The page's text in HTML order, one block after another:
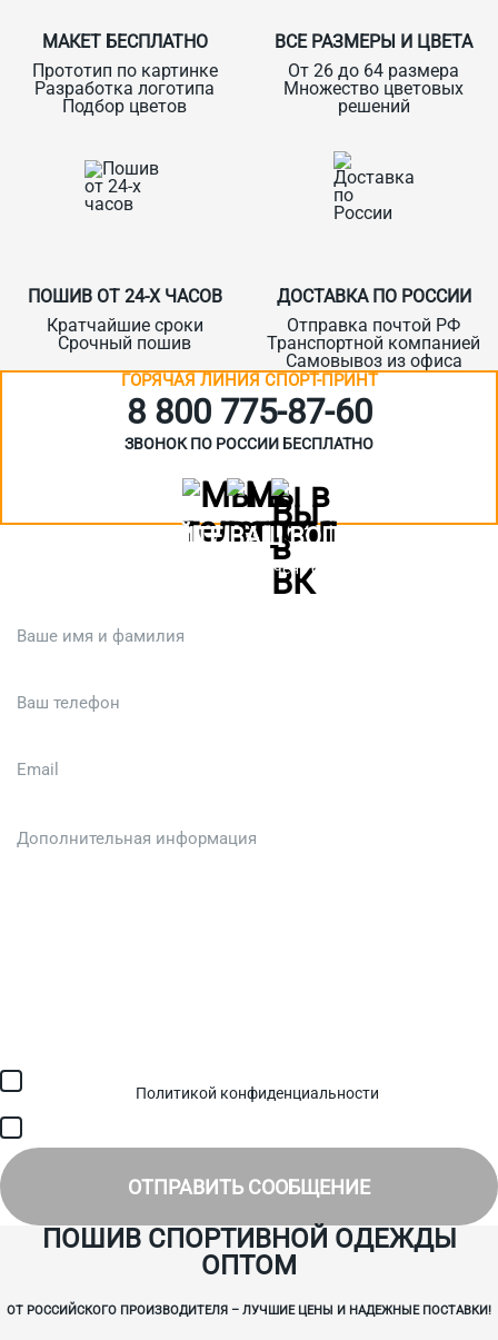
МАКЕТ БЕСПЛАТНО
Прототип по картинке
Разработка логотипа
Подбор цветов
ВСЕ РАЗМЕРЫ И ЦВЕТА
От 26 до 64 размера
Множество цветовых
решений
ПОШИВ ОТ 24-Х ЧАСОВ
Кратчайшие сроки
Срочный пошив
ДОСТАВКА ПО РОССИИ
Отправка почтой РФ
Транспортной компанией
Самовывоз из офиса
ГОРЯЧАЯ ЛИНИЯ СПОРТ-ПРИНТ
8 800 775‑87-60
ЗВОНОК ПО РОССИИ БЕСПЛАТНО
ЗАДАЙТЕ ВАШ ВОПРОС
Или кратко опишите ситуацию. Мы очень быстро свяжемся с вами
Политикой конфиденциальности
ОТПРАВИТЬ СООБЩЕНИЕ
ПОШИВ СПОРТИВНОЙ ОДЕЖДЫ
ОПТОМ
ОТ РОССИЙСКОГО ПРОИЗВОДИТЕЛЯ – ЛУЧШИЕ ЦЕНЫ И НАДЕЖНЫЕ ПОСТАВКИ!